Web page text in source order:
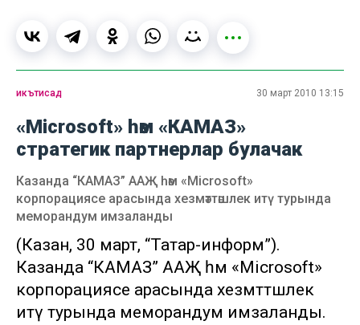
икътисад 30 март 2010 13:15
«Microsoft» һәм «КАМАЗ»
стратегик партнерлар булачак
Казанда “КАМАЗ” ААҖ һәм «Microsoft»
корпорациясе арасында хезмәттәшлек итү турында
меморандум имзаланды
(Казан, 30 март, “Татар-информ”).
Казанда “КАМАЗ” ААҖ һәм «Microsoft»
корпорациясе арасында хезмәттәшлек
итү турында меморандум имзаланды.